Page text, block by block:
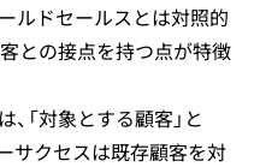
ルドセールスとは対照的
との接点を持つ点が特徴
「対象とする顧客」と
サクセスは既存顧客を対